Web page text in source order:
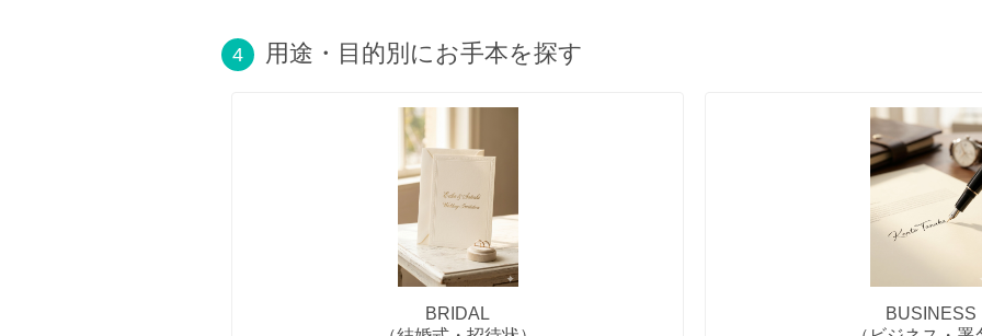
4 用途・目的別にお手本を探す
BRIDAL
BUSINESS